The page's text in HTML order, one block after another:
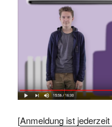
[Anmeldung ist